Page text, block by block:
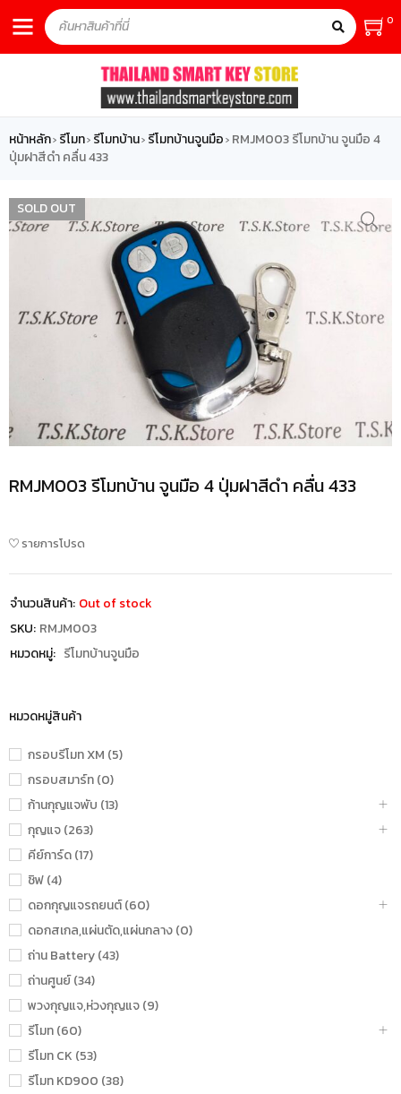
0
หน้าหลัก› รีโมท› รีโมทบ้าน› รีโมทบ้านจูนมือ› RMJM003 รีโมทบ้าน จูนมือ 4
ปุ่มฝาสีดำ คลื่น 433
หมวดหมู่สินค้า
กรอบรีโมท XM (5)
กรอบสมาร์ท (0)
ก้านกุญแจพับ (13)
กุญแจ (263)
คีย์การ์ด (17)
ชิฟ (4)
ดอกกุญแจรถยนต์ (60)
ดอกสเกล,แผ่นตัด,แผ่นกลาง (0)
ถ่าน Battery (43)
ถ่านศูนย์ (34)
พวงกุญแจ,ห่วงกุญแจ (9)
รีโมท (60)
รีโมท CK (53)
รีโมท KD900 (38)
SOLD OUT
RMJM003 รีโมทบ้าน จูนมือ 4 ปุ่มฝาสีดำ คลื่น 433
รายการโปรด
จำนวนสินค้า: Out of stock
SKU: RMJM003
หมวดหมู่: รีโมทบ้านจูนมือ